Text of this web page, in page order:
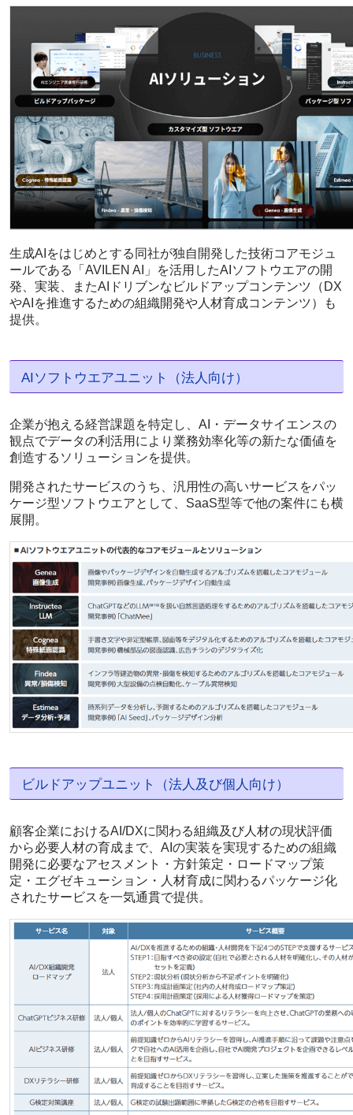
生成AIをはじめとする同社が独自開発した技術コアモジュ
ールである「AVILEN AI」を活用したAIソフトウエアの開
発、実装、またAIドリブンなビルドアップコンテンツ（DX
やAIを推進するための組織開発や人材育成コンテンツ）も
提供。
AIソフトウエアユニット（法人向け）
企業が抱える経営課題を特定し、AI・データサイエンスの
観点でデータの利活用により業務効率化等の新たな価値を
創造するソリューションを提供。
開発されたサービスのうち、汎用性の高いサービスをパッ
ケージ型ソフトウエアとして、SaaS型等で他の案件にも横
展開。
ビルドアップユニット（法人及び個人向け）
顧客企業におけるAI/DXに関わる組織及び人材の現状評価
から必要人材の育成まで、AIの実装を実現するための組織
開発に必要なアセスメント・方針策定・ロードマップ策
定・エグゼキューション・人材育成に関わるパッケージ化
されたサービスを一気通貫で提供。